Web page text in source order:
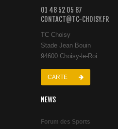
01 48 52 05 87
CONTACT@TC-CHOISY.FR
TC Choisy
Stade Jean Bouin
94600 Choisy-le-Roi
CARTE
NEWS
Forum des Sports